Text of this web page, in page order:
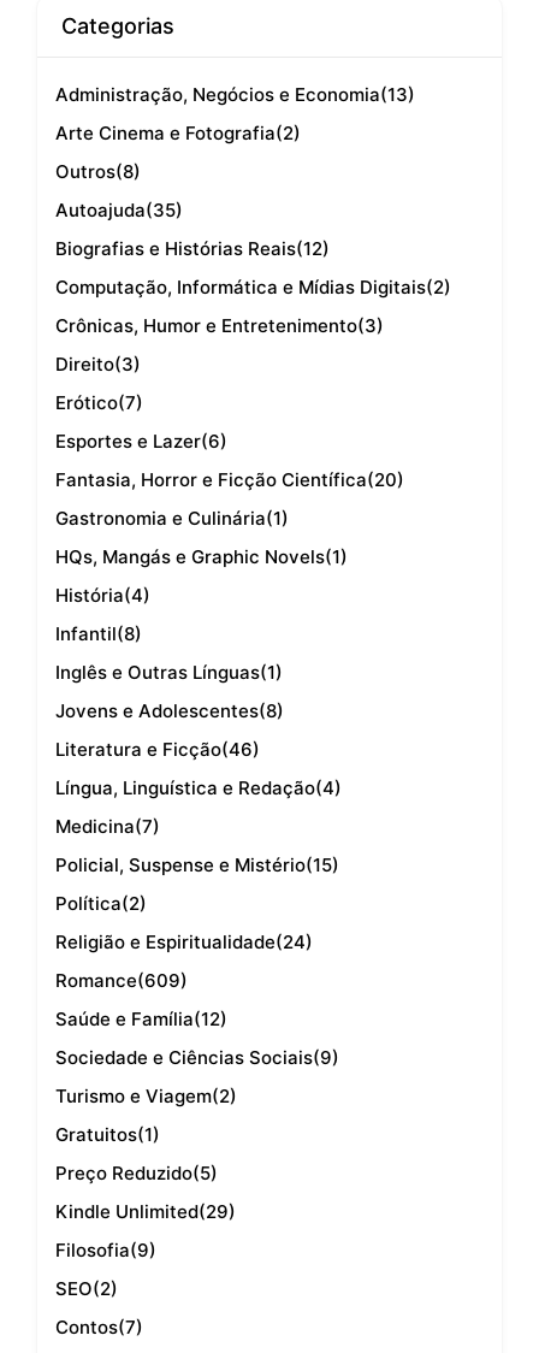
Categorias
Administração, Negócios e Economia(13)
Arte Cinema e Fotografia(2)
Outros(8)
Autoajuda(35)
Biografias e Histórias Reais(12)
Computação, Informática e Mídias Digitais(2)
Crônicas, Humor e Entretenimento(3)
Direito(3)
Erótico(7)
Esportes e Lazer(6)
Fantasia, Horror e Ficção Científica(20)
Gastronomia e Culinária(1)
HQs, Mangás e Graphic Novels(1)
História(4)
Infantil(8)
Inglês e Outras Línguas(1)
Jovens e Adolescentes(8)
Literatura e Ficção(46)
Língua, Linguística e Redação(4)
Medicina(7)
Policial, Suspense e Mistério(15)
Política(2)
Religião e Espiritualidade(24)
Romance(609)
Saúde e Família(12)
Sociedade e Ciências Sociais(9)
Turismo e Viagem(2)
Gratuitos(1)
Preço Reduzido(5)
Kindle Unlimited(29)
Filosofia(9)
SEO(2)
Contos(7)